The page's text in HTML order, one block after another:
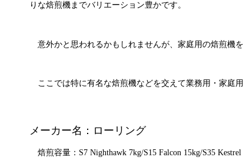
りな焙煎機までバリエーション豊かです。
意外かと思われるかもしれませんが、家庭用の焙煎機
ここでは特に有名な焙煎機などを交えて業務用・家庭
メーカー名：ローリング
焙煎容量：S7 Nighthawk 7kg/S15 Falcon 15kg/S35 Kestrel